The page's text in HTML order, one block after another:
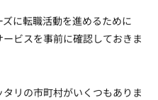
に転職活動を進めるために
ビスを事前に確認しておきま
リの市町村がいくつもありま